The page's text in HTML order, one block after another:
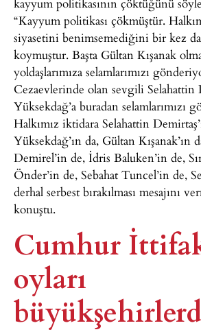
“Kayyum politikası çökmüştür.
siyasetini benimsemediğini bir kez
koymuştur. Başta Gültan Kışanak
yoldaşlarımıza selamlarımızı
Cezaevlerinde olan sevgili Selahattin
Yüksekdağ’a buradan selamlarımızı
Halkımız iktidara Selahattin
Yüksekdağ’ın da, Gültan Kışanak’ın
Demirel’in de, İdris Baluken’in de,
Önder’in de, Sebahat Tuncel’in de,
derhal serbest bırakılması mesajını
konuştu.
Cumhur
oyları